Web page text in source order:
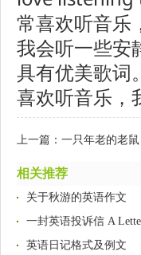
常喜欢听音乐
我会听一些安
具有优美歌词
喜欢听音乐，
上一篇： 一只年老的老鼠
相关推荐
关于秋游的英语作文
一封英语投诉信 A
英语日记格式及例文